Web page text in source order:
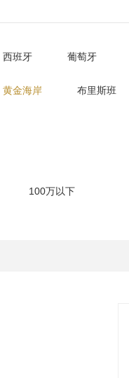
西班牙 葡萄牙
黄金海岸 布里斯班
100万以下